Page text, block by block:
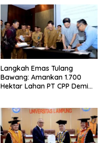
Langkah Emas Tulang
Bawang: Amankan 1.700
Hektar Lahan PT CPP Demi